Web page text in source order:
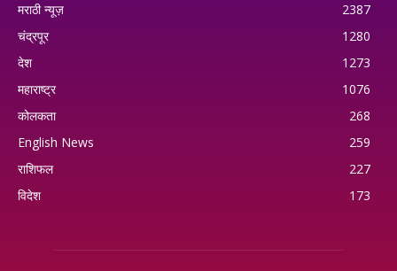
मराठी न्यूज़
2387
चंद्रपूर
1280
देश
1273
महाराष्ट्र
1076
कोलकता
268
English News
259
राशिफल
227
विदेश
173